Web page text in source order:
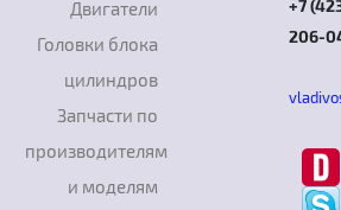
Двигатели
Головки блока
цилиндров
Запчасти по
производителям
и моделям
+7
206-